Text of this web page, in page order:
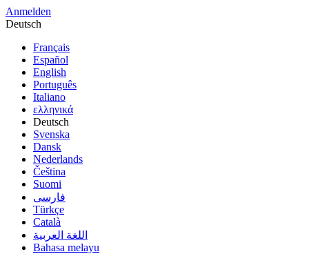
Anmelden
Deutsch
Français
Español
English
Português
Italiano
ελληνικά
Deutsch
Svenska
Dansk
Nederlands
Čeština
Suomi
فارسى
Türkçe
Català
اللغة العربية
Bahasa melayu